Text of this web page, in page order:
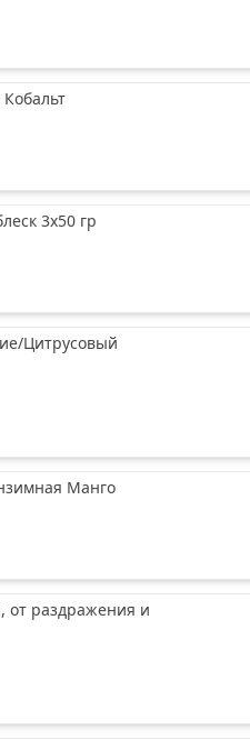
3х50 гр
Цитрусовый
Манго
от раздражения и